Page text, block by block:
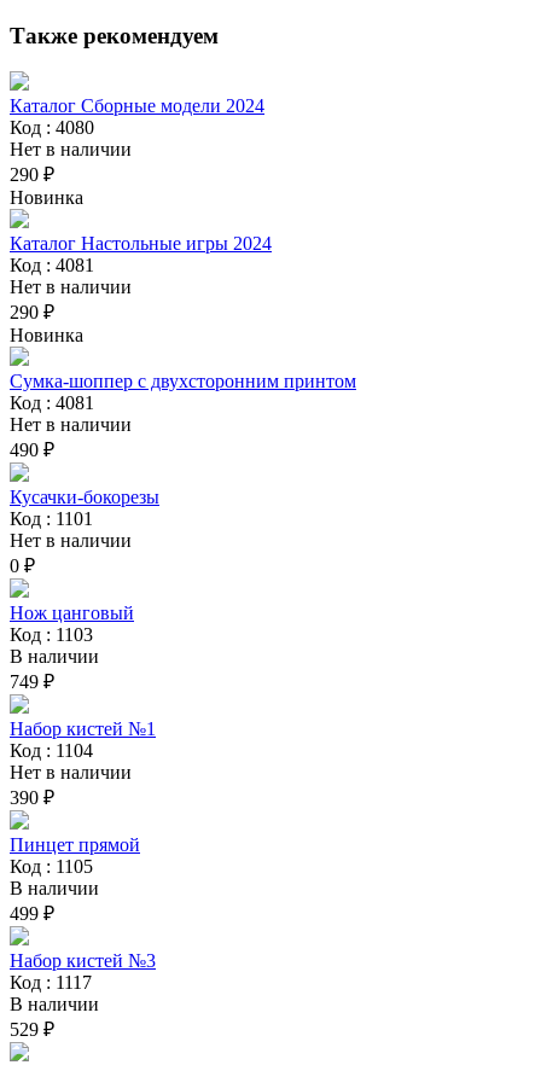
Также рекомендуем
Каталог Сборные модели 2024
Код : 4080
Нет в наличии
290 ₽
Новинка
Каталог Настольные игры 2024
Код : 4081
Нет в наличии
290 ₽
Новинка
Сумка-шоппер с двухсторонним принтом
Код : 4081
Нет в наличии
490 ₽
Кусачки-бокорезы
Код : 1101
Нет в наличии
0 ₽
Нож цанговый
Код : 1103
В наличии
749 ₽
Набор кистей №1
Код : 1104
Нет в наличии
390 ₽
Пинцет прямой
Код : 1105
В наличии
499 ₽
Набор кистей №3
Код : 1117
В наличии
529 ₽